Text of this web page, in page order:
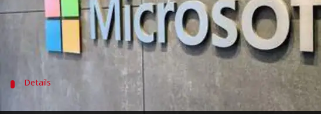
ప్రకటించారు.
కొన్ని కేసుల్లో సర్వీస్‌ పే కూడా చెల్లించకపోవడం గమనార్హం.
Details
కంపెనీలో 2.28 లక్షల మంది ఉద్యోగులు